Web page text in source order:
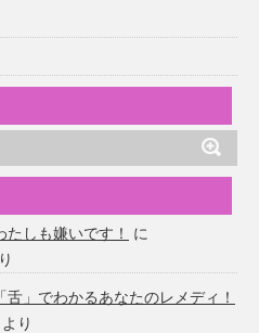
たしも嫌いです！
に
」でわかるあなたのレメディ！
より